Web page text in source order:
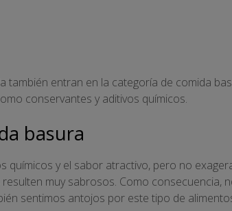
también entran en la categoría de comida
conservantes y aditivos químicos.
basura
químicos y el sabor atractivo, pero no
muy sabrosos. Como consecuencia,
sentimos antojos por este tipo de